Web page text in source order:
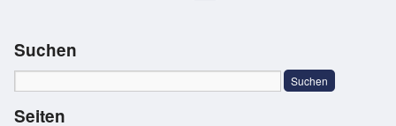
Suchen
Seiten